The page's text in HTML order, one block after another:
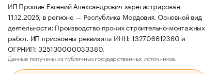
ИП Прошин Евгений Александрович зарегистрирован
11.12.2025, в регионе — Республика Мордовия. Основной вид
деятельности: Производство прочих строительно-монтажных
работ. ИП присвоены реквизиты ИНН: 132706612360 и
ОГРНИП: 325130000033380.
Данные получены из публичных государственных источников.